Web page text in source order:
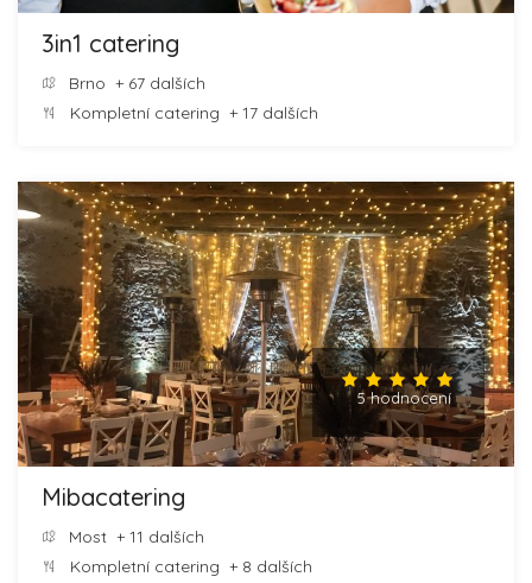
3in1 catering
Brno + 67 dalších
Kompletní catering + 17 dalších
5 hodnocení
Mibacatering
Most + 11 dalších
Kompletní catering + 8 dalších